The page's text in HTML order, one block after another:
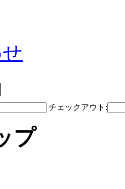
チェックアウト:
プ